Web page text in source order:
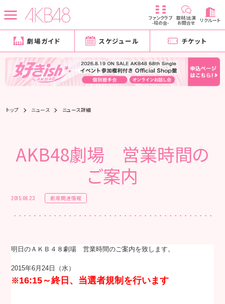
ファンクラブ
-柱の会-
取材/出演
お問合せ リクルート
劇場ガイド スケジュール チケット
トップ ニュース ニュース詳細
AKB48劇場 営業時間の
ご案内
2015.06.23 劇場関連情報
明日のＡＫＢ４８劇場 営業時間のご案内を致します。
2015年6月24日（水 ）
※16:15～終日、当選者規制を行います